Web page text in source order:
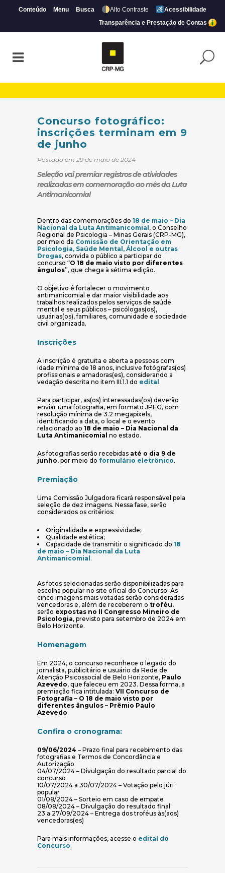
Conteúdo Menu Busca Alto Contraste
Acessibilidade
Transparência e Prestação de Contas
Concurso fotográfico:
inscrições terminam em 9
de junho
Postado em 29 de maio de 2024
Seleção vai premiar registros de atividades
realizadas em comemoração ao mês da Luta
Antimanicomial
Dentro das comemorações do 18 de maio – Dia
Nacional da Luta Antimanicomial (abre em nova janela)
, o Conselho
Regional de Psicologia – Minas Gerais (CRP-MG),
por meio da Comissão de Orientação em
Psicologia, Saúde Mental, Álcool e outras
Drogas(abre em nova janela)
, convida o público a participar do
concurso “O 18 de maio visto por diferentes
ângulos”, que chega à sétima edição.
O objetivo é fortalecer o movimento
antimanicomial e dar maior visibilidade aos
trabalhos realizados pelos serviços de saúde
mental e seus públicos – psicólogas(os),
usuárias(os), familiares, comunidade e sociedade
civil organizada.
Inscrições
A inscrição é gratuita e aberta a pessoas com
idade mínima de 18 anos, inclusive fotógrafas(os)
profissionais e amadoras(es), considerando a
vedação descrita no item III.1.1 do edital (abre em nova
.
Para participar, as(os) interessadas(os) deverão
enviar uma fotografia, em formato JPEG, com
resolução mínima de 3.2 megapixels,
identificando a data, o local e o evento
relacionado ao 18 de maio – Dia Nacional da
Luta Antimanicomial no estado.
As fotografias serão recebidas até o dia 9 de
junho, por meio do formulário eletrônico(abre em nova
.
Premiação
Uma Comissão Julgadora ficará responsável pela
seleção de dez imagens. Nessa fase, serão
considerados os critérios:
Originalidade e expressividade;
Qualidade estética;
Capacidade de transmitir o significado do 18
de maio – Dia Nacional da Luta
Antimanicomial (abre em nova janela)
.
As fotos selecionadas serão disponibilizadas para
escolha popular no site oficial do Concurso. As
cinco imagens mais votadas serão consideradas
vencedoras e, além de receberem o troféu,
serão expostas no II Congresso Mineiro de
Psicologia, previsto para setembro de 2024 em
Belo Horizonte.
Homenagem
Em 2024, o concurso reconhece o legado do
jornalista, publicitário e usuário da Rede de
Atenção Psicossocial de Belo Horizonte, Paulo
Azevedo, que faleceu em 2023. Dessa forma, a
premiação fica intitulada: VII Concurso de
Fotografia – O 18 de maio visto por
diferentes ângulos – Prêmio Paulo
Azevedo.
Confira o cronograma:
09/06/2024 – Prazo final para recebimento das
fotografias e Termos de Concordância e
Autorização
04/07/2024 – Divulgação do resultado parcial do
concurso
10/07/2024 a 30/07/2024 – Votação pelo júri
popular
01/08/2024 – Sorteio em caso de empate
08/08/2024 – Divulgação do resultado final
23 a 27/09/2024 – Entrega dos troféus às(aos)
vencedoras(es)
Para mais informações, acesse o edital do
Concurso(abre em nova janela)
.